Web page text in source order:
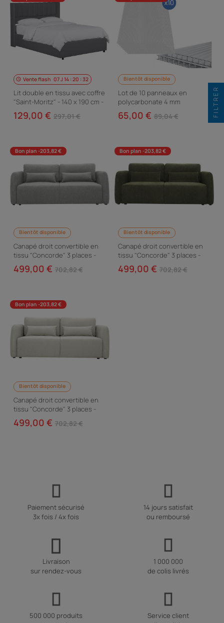
Vente flash 07J14 :20 :31
Lit double en tissu avec coffre
"Saint-Moritz" - 140 x 190 cm -
Gris
129,00 € 297,01 €
Bientôt disponible
Lot de 10 panneaux en
polycarbonate 4 mm
"Michigan" 7,9 m2
65,00 € 89,04 €
Bon plan -203,82 €
Bientôt disponible
Canapé droit convertible en
tissu "Concorde" 3 places -
Gris
499,00 € 702,82 €
Bon plan -203,82 €
Bientôt disponible
Canapé droit convertible en
tissu "Concorde" 3 places -
Vert
499,00 € 702,82 €
Bon plan -203,82 €
Bientôt disponible
Canapé droit convertible en
tissu "Concorde" 3 places -
Beige
499,00 € 702,82 €
Paiement sécurisé
3x fois / 4x fois
14 jours satisfait
ou remboursé
Livraison
sur rendez-vous
1 000 000
de colis livrés
500 000 produits
Service client
FILTRER